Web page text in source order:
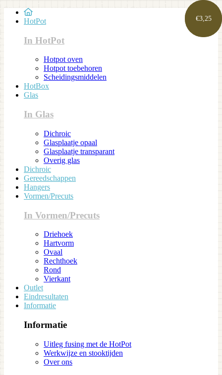
HotPot
In HotPot
Hotpot oven
Hotpot toebehoren
Scheidingsmiddelen
HotBox
Glas
In Glas
Dichroic
Glasplaatje opaal
Glasplaatje transparant
Overig glas
Dichroic
Gereedschappen
Hangers
Vormen/Precuts
In Vormen/Precuts
Driehoek
Hartvorm
Ovaal
Rechthoek
Rond
Vierkant
Outlet
Eindresultaten
Informatie
Informatie
Uitleg fusing met de HotPot
Werkwijze en stooktijden
Over ons
€3,25
€3,25